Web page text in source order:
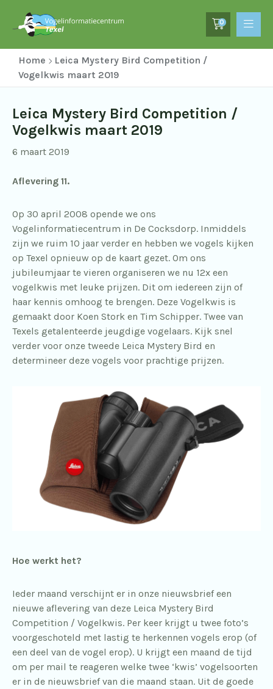
0
Home
Leica Mystery Bird Competition /
Vogelkwis maart 2019
Leica Mystery Bird Competition /
Vogelkwis maart 2019
6 maart 2019
Aflevering 11.
Op 30 april 2008 opende we ons
Vogelinformatiecentrum in De Cocksdorp. Inmiddels
zijn we ruim 10 jaar verder en hebben we vogels kijken
op Texel opnieuw op de kaart gezet. Om ons
jubileumjaar te vieren organiseren we nu 12x een
vogelkwis met leuke prijzen. Dit om iedereen zijn of
haar kennis omhoog te brengen. Deze Vogelkwis is
gemaakt door Koen Stork en Tim Schipper. Twee van
Texels getalenteerde jeugdige vogelaars. Kijk snel
verder voor onze tweede Leica Mystery Bird en
determineer deze vogels voor prachtige prijzen.
Hoe werkt het?
Ieder maand verschijnt er in onze nieuwsbrief een
nieuwe aflevering van deze Leica Mystery Bird
Competition / Vogelkwis. Per keer krijgt u twee foto’s
voorgeschoteld met lastig te herkennen vogels erop (of
een deel van de vogel erop). U krijgt een maand de tijd
om per mail te reageren welke twee ‘kwis’ vogelsoorten
er in de nieuwsbrief van die maand staan. Uit de goede